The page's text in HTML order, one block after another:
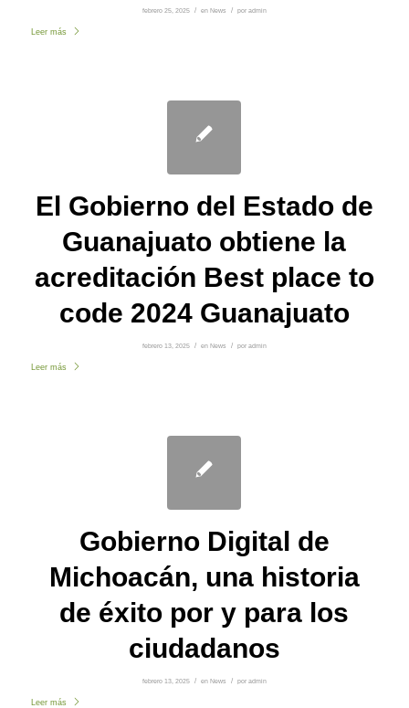
febrero 25, 2025 / en News / por admin
Leer más
El Gobierno del Estado de
Guanajuato obtiene la
acreditación Best place to
code 2024 Guanajuato
febrero 13, 2025 / en News / por admin
Leer más
Gobierno Digital de
Michoacán, una historia
de éxito por y para los
ciudadanos
febrero 13, 2025 / en News / por admin
Leer más